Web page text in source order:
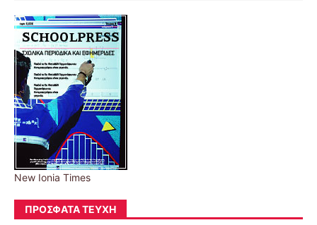
New Ionia Times
ΠΡΌΣΦΑΤΑ ΤΕΎΧΗ